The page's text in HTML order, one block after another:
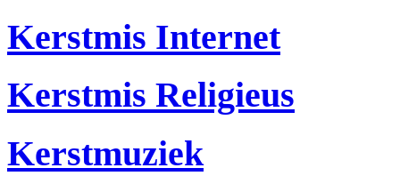
Kerstmis Internet
Kerstmis Religieus
Kerstmuziek